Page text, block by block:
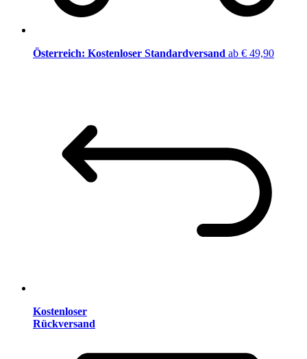
Österreich: Kostenloser Standardversand ab € 49,90
Kostenloser
Rückversand